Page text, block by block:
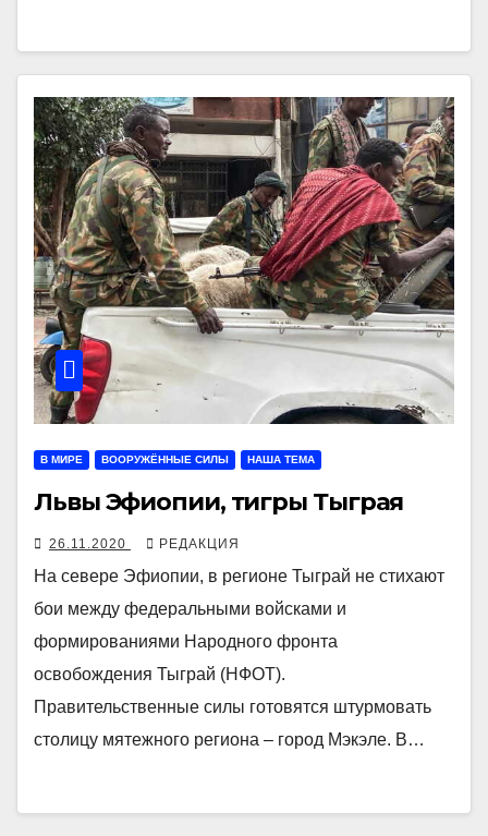
В МИРЕ ВООРУЖЁННЫЕ СИЛЫ НАША ТЕМА
Львы Эфиопии, тигры Тыграя
26.11.2020 РЕДАКЦИЯ
На севере Эфиопии, в регионе Тыграй не стихают
бои между федеральными войсками и
формированиями Народного фронта
освобождения Тыграй (НФОТ).
Правительственные силы готовятся штурмовать
столицу мятежного региона – город Мэкэле. В…